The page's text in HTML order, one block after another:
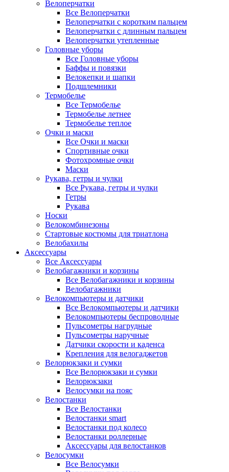
Велоперчатки
Все Велоперчатки
Велоперчатки с коротким пальцем
Велоперчатки с длинным пальцем
Велоперчатки утепленные
Головные уборы
Все Головные уборы
Баффы и повязки
Велокепки и шапки
Подшлемники
Термобелье
Все Термобелье
Термобелье летнее
Термобелье теплое
Очки и маски
Все Очки и маски
Спортивные очки
Фотохромные очки
Маски
Рукава, гетры и чулки
Все Рукава, гетры и чулки
Гетры
Рукава
Носки
Велокомбинезоны
Стартовые костюмы для триатлона
Велобахилы
Аксессуары
Все Аксессуары
Велобагажники и корзины
Все Велобагажники и корзины
Велобагажники
Велокомпьютеры и датчики
Все Велокомпьютеры и датчики
Велокомпьютеры беспроводные
Пульсометры нагрудные
Пульсометры наручные
Датчики скорости и каденса
Крепления для велогаджетов
Велорюкзаки и сумки
Все Велорюкзаки и сумки
Велорюкзаки
Велосумки на пояс
Велостанки
Все Велостанки
Велостанки smart
Велостанки под колесо
Велостанки роллерные
Аксессуары для велостанков
Велосумки
Все Велосумки